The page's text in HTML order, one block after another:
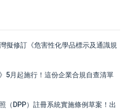
擬修訂《危害性化學品標示及通識規
5月起施行！這份企業合規自查清單
（DPP）註冊系統實施條例草案！出